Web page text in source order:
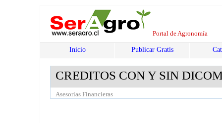
Portal de Agronomía
Inicio Publicar Gratis
CREDITOS CON Y SIN
Asesorías Financieras